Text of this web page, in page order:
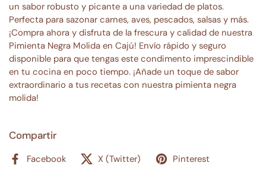
un sabor robusto y picante a una variedad de platos.
Perfecta para sazonar carnes, aves, pescados, salsas y más.
¡Compra ahora y disfruta de la frescura y calidad de nuestra
Pimienta Negra Molida en Cajú! Envío rápido y seguro
disponible para que tengas este condimento imprescindible
en tu cocina en poco tiempo. ¡Añade un toque de sabor
extraordinario a tus recetas con nuestra pimienta negra
molida!
Compartir
Facebook X (Twitter) Pinterest